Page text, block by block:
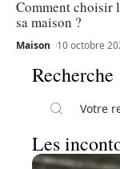
Comment choisir
sa maison ?
Maison 10 octobre
Recherche
Les